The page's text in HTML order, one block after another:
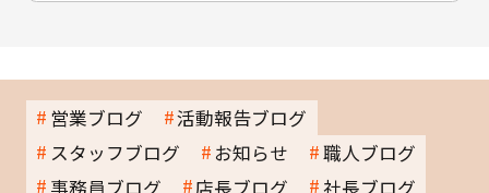
営業ブログ
活動報告ブログ
スタッフブログ
お知らせ
職人ブログ
事務員ブログ
店長ブログ
社長ブログ